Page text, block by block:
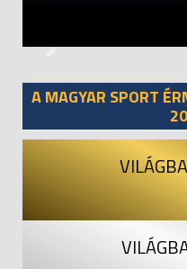
A MAGYAR SPORT